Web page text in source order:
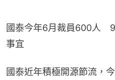
國泰今年6月裁員600人　
事宜
國泰近年積極開源節流，